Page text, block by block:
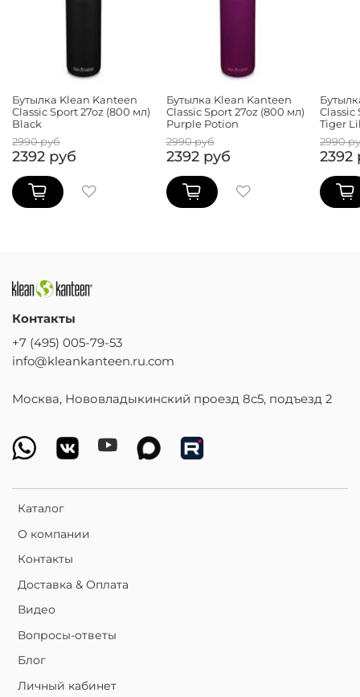
Бутылка Klean Kanteen
Classic Sport 27oz (800 мл)
Black
2990 руб
2392 руб
Бутылка Klean Kanteen
Classic Sport 27oz (800 мл)
Purple Potion
2990 руб
2392 руб
Classic
Tiger
2990
2392
Каталог
О компании
Контакты
Доставка & Оплата
Видео
Вопросы-ответы
Блог
Личный кабинет
Контакты
+7 (495) 005-79-53
info@kleankanteen.ru.com
Москва, Нововладыкинский проезд 8с5, подъезд 2